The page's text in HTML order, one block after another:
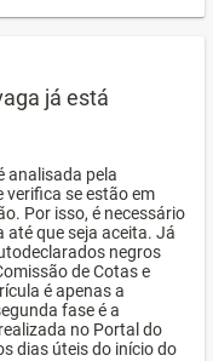
já está
analisada pela
verifica se estão em
Por isso, é necessário
que seja aceita. Já
negros
de Cotas e
é apenas a
fase é a
no Portal do
dias úteis do início do